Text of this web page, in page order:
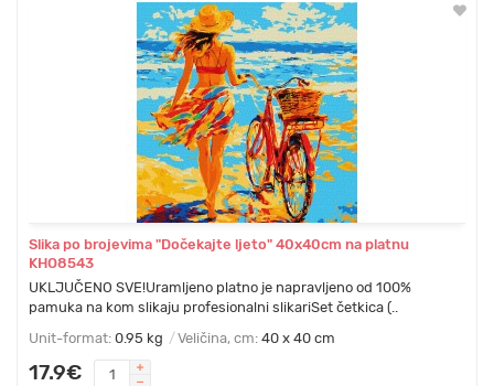
Slika po brojevima "Dočekajte ljeto" 40x40cm na platnu
KHO8543
UKLJUČENO SVE!Uramljeno platno je napravljeno od 100%
pamuka na kom slikaju profesionalni slikariSet četkica (..
Unit-format: 0.95 kg Veličina, cm: 40 x 40 cm
17.9€